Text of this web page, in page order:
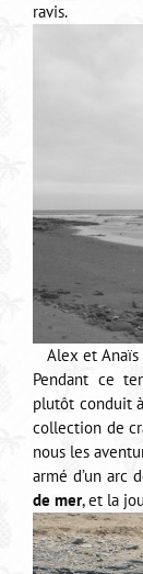
ravis.
Alex et Anaïs
Pendant ce
plutôt conduit
collection de
nous les
armé d’un arc
de mer, et la